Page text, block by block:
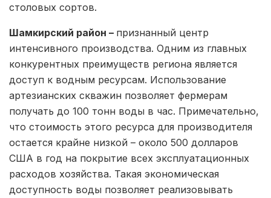
столовых сортов.
Шамкирский район – признанный центр
интенсивного производства. Одним из главных
конкурентных преимуществ региона является
доступ к водным ресурсам. Использование
артезианских скважин позволяет фермерам
получать до 100 тонн воды в час. Примечательно,
что стоимость этого ресурса для производителя
остается крайне низкой – около 500 долларов
США в год на покрытие всех эксплуатационных
расходов хозяйства. Такая экономическая
доступность воды позволяет реализовывать